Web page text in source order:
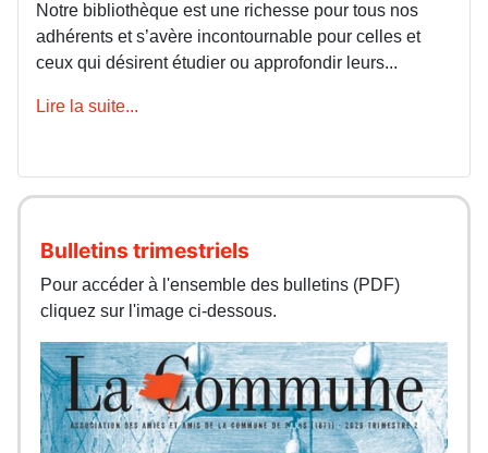
Notre bibliothèque est une richesse pour tous nos
adhérents et s’avère incontournable pour celles et
ceux qui désirent étudier ou approfondir leurs...
Lire la suite...
Bulletins trimestriels
Pour accéder à l'ensemble des bulletins (PDF)
cliquez sur l'image ci-dessous.